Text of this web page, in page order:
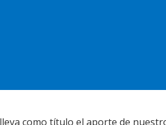
como título el aporte de